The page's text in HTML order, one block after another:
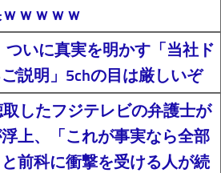
ｗｗｗｗ
ついに真実を明かす「当社ド
説明」5chの目は厳しいぞ
したフジテレビの弁護士が
上、「これが事実なら全部
前科に衝撃を受ける人が続